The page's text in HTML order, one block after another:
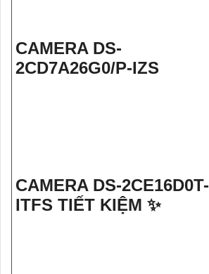
CAMERA DS-
2CD7A26G0/P-IZS
CAMERA DS-2CE16D0T-
ITFS TIẾT KIỆM ✨